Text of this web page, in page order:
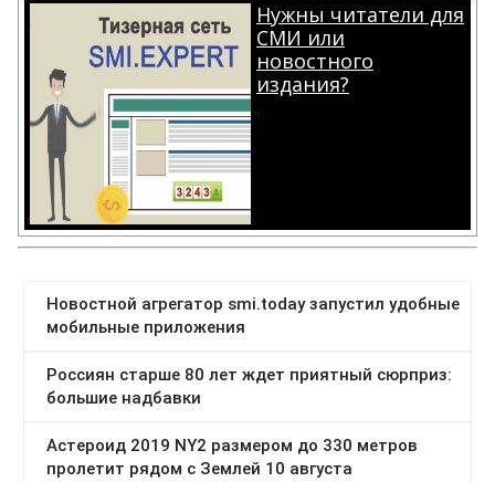
Нужны читатели для
СМИ или
новостного
издания?
.